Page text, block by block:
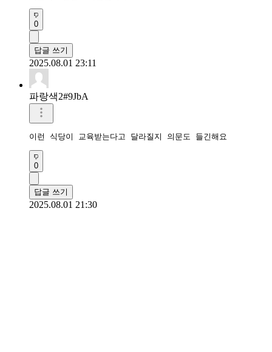
0
답글 쓰기
2025.08.01 23:11
파랑색2#9JbA
이런 식당이 교육받는다고 달라질지 의문도 들긴해요
0
답글 쓰기
2025.08.01 21:30